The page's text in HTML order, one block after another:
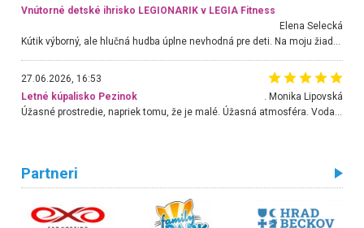
Vnútorné detské ihrisko LEGIONARIK v LEGIA Fitness
Elena Selecká
Kútik výborný, ale hlučná hudba úplne nevhodná pre deti. Na moju žiadosť o aspoň sušenie nereagovali.
27.06.2026, 16:53
Letné kúpalisko Pezinok
. Monika Lipovská
Partneri